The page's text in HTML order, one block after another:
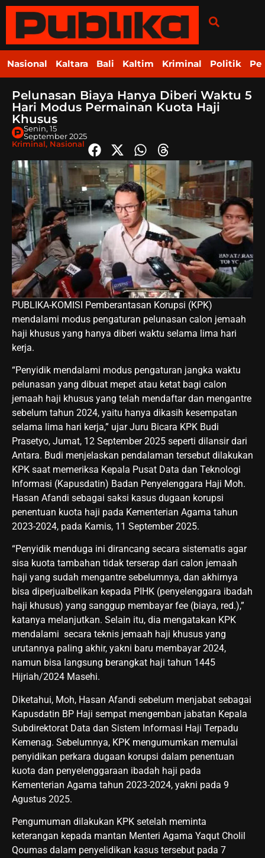
Nasional Kaltara Bali Kaltim Kriminal Politik
Pelunasan Biaya Hanya Diberi Waktu 5
Hari Modus Permainan Kuota Haji
Khusus
Senin, 15
September 2025
Kriminal, Nasional
PUBLIKA-KOMISI Pemberantasan Korupsi (KPK)
mendalami modus pengaturan pelunasan calon jemaah
haji khusus yang hanya diberi waktu selama lima hari
kerja.
“Penyidik mendalami modus pengaturan jangka waktu
pelunasan yang dibuat mepet atau ketat bagi calon
jemaah haji khusus yang telah mendaftar dan mengantre
sebelum tahun 2024, yaitu hanya dikasih kesempatan
selama lima hari kerja,” ujar Juru Bicara KPK Budi
Prasetyo, Jumat, 12 September 2025 seperti dilansir dari
Antara. Budi menjelaskan pendalaman tersebut dilakukan
KPK saat memeriksa Kepala Pusat Data dan Teknologi
Informasi (Kapusdatin) Badan Penyelenggara Haji Moh.
Hasan Afandi sebagai saksi kasus dugaan korupsi
penentuan kuota haji pada Kementerian Agama tahun
2023-2024, pada Kamis, 11 September 2025.
“Penyidik menduga ini dirancang secara sistematis agar
sisa kuota tambahan tidak terserap dari calon jemaah
haji yang sudah mengantre sebelumnya, dan akhirnya
bisa diperjualbelikan kepada PIHK (penyelenggara ibadah
haji khusus) yang sanggup membayar fee (biaya, red.),”
katanya melanjutkan. Selain itu, dia mengatakan KPK
mendalami secara teknis jemaah haji khusus yang
urutannya paling akhir, yakni baru membayar 2024,
namun bisa langsung berangkat haji tahun 1445
Hijriah/2024 Masehi.
Diketahui, Moh, Hasan Afandi sebelum menjabat sebagai
Kapusdatin BP Haji sempat mengemban jabatan Kepala
Subdirektorat Data dan Sistem Informasi Haji Terpadu
Kemenag. Sebelumnya, KPK mengumumkan memulai
penyidikan perkara dugaan korupsi dalam penentuan
kuota dan penyelenggaraan ibadah haji pada
Kementerian Agama tahun 2023-2024, yakni pada 9
Agustus 2025.
Pengumuman dilakukan KPK setelah meminta
keterangan kepada mantan Menteri Agama Yaqut Cholil
Qoumas dalam penyelidikan kasus tersebut pada 7